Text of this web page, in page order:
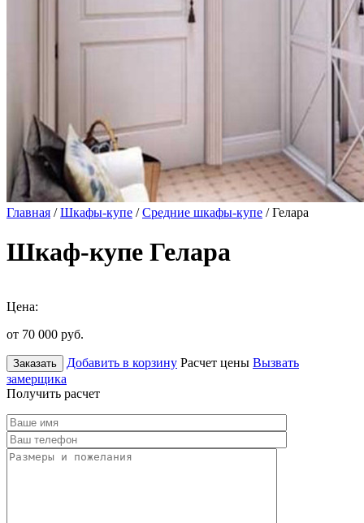
Главная /Шкафы-купе /Средние шкафы-купе / Гелара
Шкаф-купе Гелара
Цена:
от 70 000 руб.
Заказать Добавить в корзину Расчет цены Вызвать
замерщика
Получить расчет